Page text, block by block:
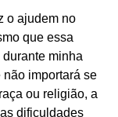
o ajudem no
que essa
minha
importará se
ou religião, a
dificuldades